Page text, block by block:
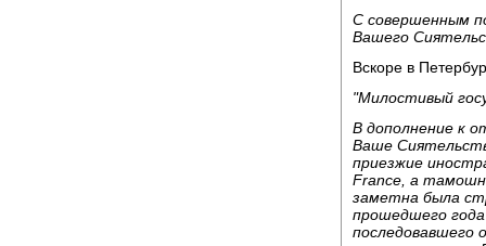
С совершенным
Вашего
Вскоре в
"Милостивый
В дополнение к
Ваше
приезжие
France, a
заметна была
прошедшего
последовавшего